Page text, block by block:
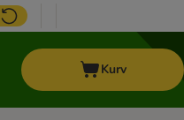
Kurv